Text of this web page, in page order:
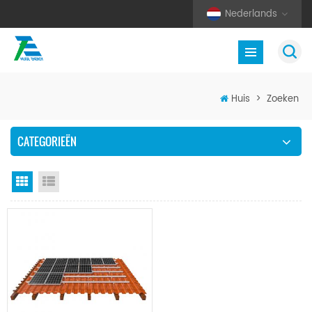
Nederlands
Huis > Zoeken
CATEGORIEËN
Rasterweergave